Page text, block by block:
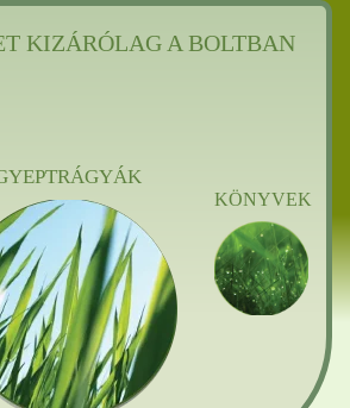
KIZÁRÓLAG A BOLTBAN
KÖNYVEK